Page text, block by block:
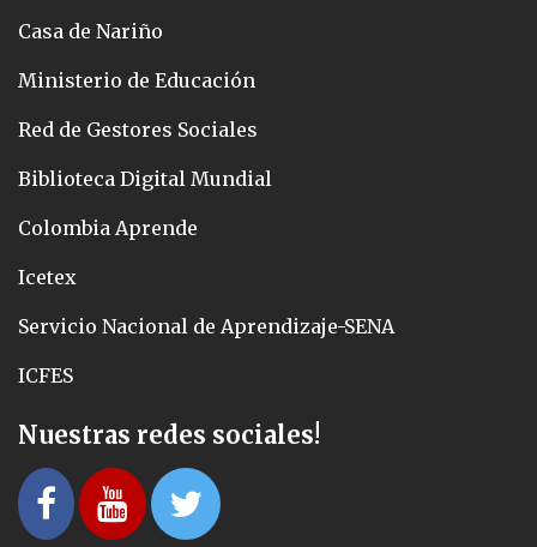
Casa de Nariño
Ministerio de Educación
Red de Gestores Sociales
Biblioteca Digital Mundial
Colombia Aprende
Icetex
Servicio Nacional de Aprendizaje-SENA
ICFES
Nuestras redes sociales!